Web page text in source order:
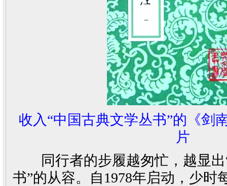
收入“中国古典文学丛书”的《剑
片
同行者的步履越匆忙，越显出
书”的从容。自1978年启动，少时